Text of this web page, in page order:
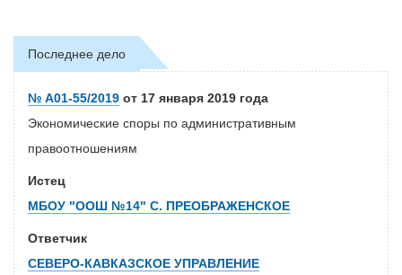
Последнее дело
№ А01-55/2019 от 17 января 2019 года
Экономические споры по административным
правоотношениям
Истец
МБОУ "ООШ №14" С. ПРЕОБРАЖЕНСКОЕ
Ответчик
СЕВЕРО-КАВКАЗСКОЕ УПРАВЛЕНИЕ